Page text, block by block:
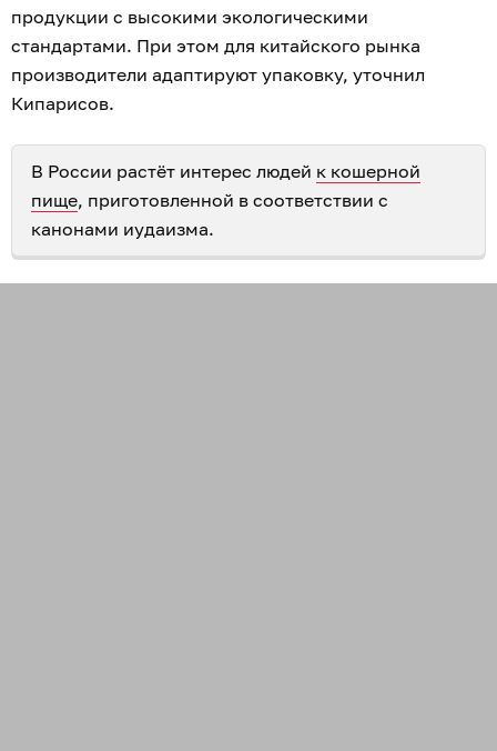
продукции с высокими экологическими
стандартами. При этом для китайского рынка
производители адаптируют упаковку, уточнил
Кипарисов.
В России растёт интерес людей к кошерной
пище, приготовленной в соответствии с
канонами иудаизма.